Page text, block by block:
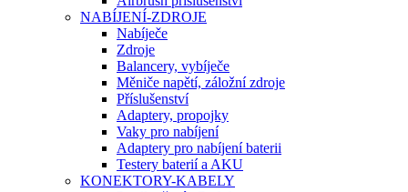
NABÍJENÍ-ZDROJE
Nabíječe
Zdroje
Balancery, vybíječe
Měniče napětí, záložní zdroje
Příslušenství
Adaptery, propojky
Vaky pro nabíjení
Adaptery pro nabíjení baterii
Testery baterií a AKU
KONEKTORY-KABELY